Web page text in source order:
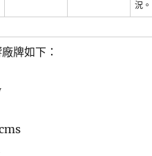
況。
牌如下：